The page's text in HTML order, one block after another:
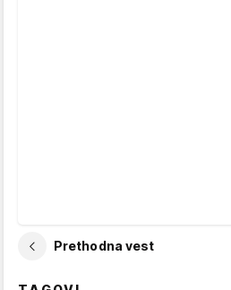
Prethodna vest